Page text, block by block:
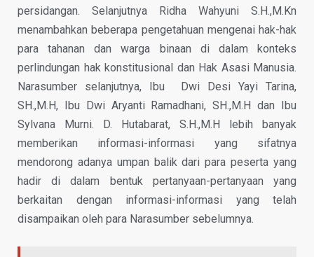
persidangan. Selanjutnya Ridha Wahyuni S.H.,M.Kn
menambahkan beberapa pengetahuan mengenai hak-hak
para tahanan dan warga binaan di dalam konteks
perlindungan hak konstitusional dan Hak Asasi Manusia.
Narasumber selanjutnya, Ibu Dwi Desi Yayi Tarina,
SH.,M.H, Ibu Dwi Aryanti Ramadhani, SH.,M.H dan Ibu
Sylvana Murni. D. Hutabarat, S.H.,M.H lebih banyak
memberikan informasi-informasi yang sifatnya
mendorong adanya umpan balik dari para peserta yang
hadir di dalam bentuk pertanyaan-pertanyaan yang
berkaitan dengan informasi-informasi yang telah
disampaikan oleh para Narasumber sebelumnya.